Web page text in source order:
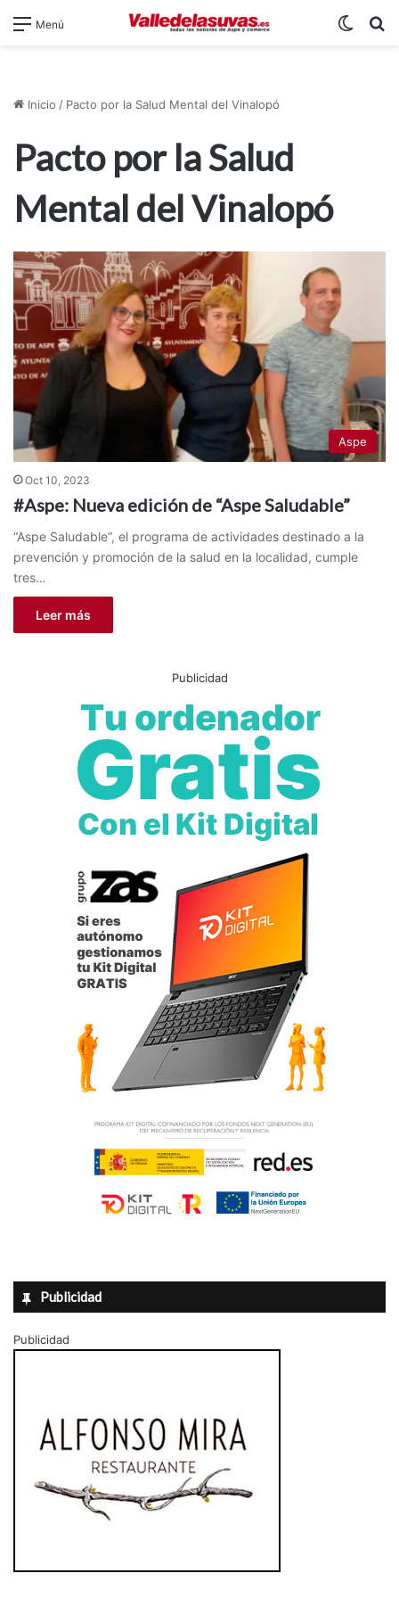
Menú
Inicio / Pacto por la Salud Mental del Vinalopó
Pacto por la Salud
Mental del Vinalopó
Aspe
Oct 10, 2023
#Aspe: Nueva edición de “Aspe Saludable”
“Aspe Saludable”, el programa de actividades destinado a la
prevención y promoción de la salud en la localidad, cumple
tres…
Leer más
Publicidad
Publicidad
Publicidad